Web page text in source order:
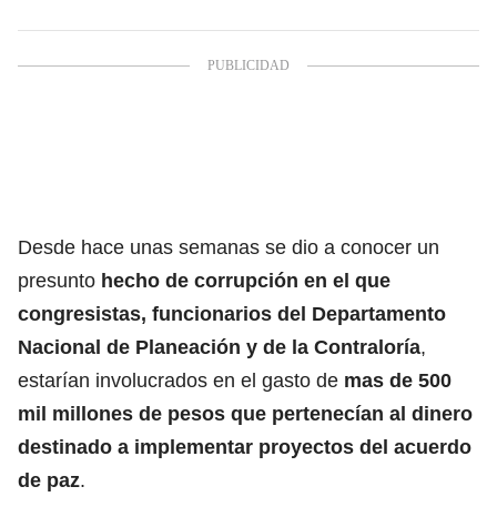
Desde hace unas semanas se dio a conocer un
presunto hecho de corrupción en el que
congresistas, funcionarios del Departamento
Nacional de Planeación y de la Contraloría,
estarían involucrados en el gasto de mas de 500
mil millones de pesos que pertenecían al dinero
destinado a implementar proyectos del acuerdo
de paz.